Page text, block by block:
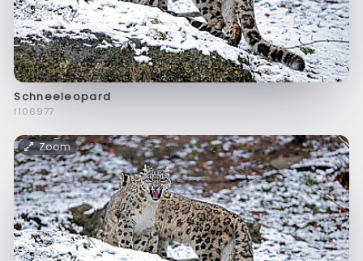
Schneeleopard
f106977
Zoom